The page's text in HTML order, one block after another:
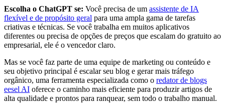
Escolha o ChatGPT se: Você precisa de um assistente de IA
flexível e de propósito geral para uma ampla gama de tarefas
criativas e técnicas. Se você trabalha em muitos aplicativos
diferentes ou precisa de opções de preços que escalam do gratuito ao
empresarial, ele é o vencedor claro.
Mas se você faz parte de uma equipe de marketing ou conteúdo e
seu objetivo principal é escalar seu blog e gerar mais tráfego
orgânico, uma ferramenta especializada como o redator de blogs
eesel AI oferece o caminho mais eficiente para produzir artigos de
alta qualidade e prontos para ranquear, sem todo o trabalho manual.